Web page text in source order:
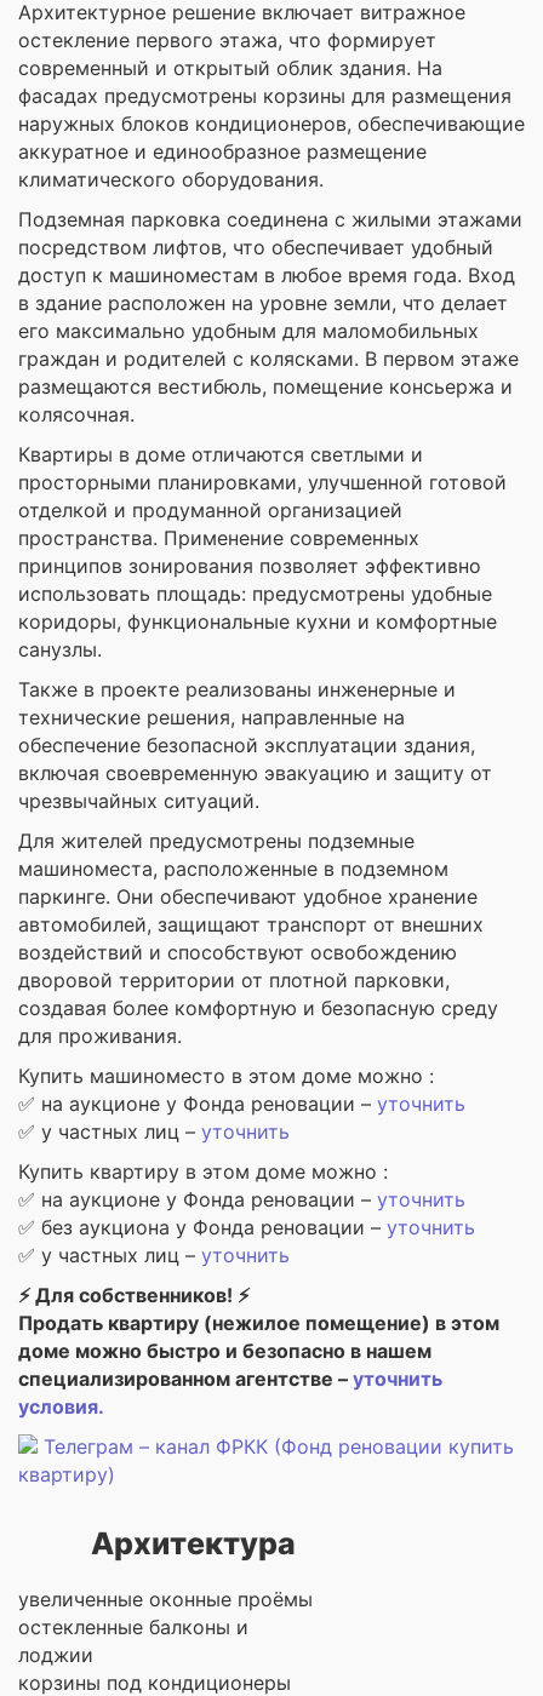
Архитектурное решение включает витражное
остекление первого этажа, что формирует
современный и открытый облик здания. На
фасадах предусмотрены корзины для размещения
наружных блоков кондиционеров, обеспечивающие
аккуратное и единообразное размещение
климатического оборудования.
Подземная парковка соединена с жилыми этажами
посредством лифтов, что обеспечивает удобный
доступ к машиноместам в любое время года. Вход
в здание расположен на уровне земли, что делает
его максимально удобным для маломобильных
граждан и родителей с колясками. В первом этаже
размещаются вестибюль, помещение консьержа и
колясочная.
Квартиры в доме отличаются светлыми и
просторными планировками, улучшенной готовой
отделкой и продуманной организацией
пространства. Применение современных
принципов зонирования позволяет эффективно
использовать площадь: предусмотрены удобные
коридоры, функциональные кухни и комфортные
санузлы.
Также в проекте реализованы инженерные и
технические решения, направленные на
обеспечение безопасной эксплуатации здания,
включая своевременную эвакуацию и защиту от
чрезвычайных ситуаций.
Для жителей предусмотрены подземные
машиноместа, расположенные в подземном
паркинге. Они обеспечивают удобное хранение
автомобилей, защищают транспорт от внешних
воздействий и способствуют освобождению
дворовой территории от плотной парковки,
создавая более комфортную и безопасную среду
для проживания.
Купить машиноместо в этом доме можно :
✅ на аукционе у Фонда реновации – уточнить
✅ у частных лиц – уточнить
Купить квартиру в этом доме можно :
✅ на аукционе у Фонда реновации – уточнить
✅ без аукциона у Фонда реновации – уточнить
✅ у частных лиц – уточнить
⚡ Для собственников! ⚡
Продать квартиру (нежилое помещение) в этом
доме можно быстро и безопасно в нашем
специализированном агентстве – уточнить
условия.
Телеграм – канал ФРКК (Фонд реновации купить
квартиру)
Архитектура
увеличенные оконные проёмы
остекленные балконы и
лоджии
корзины под кондиционеры